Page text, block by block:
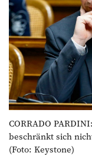
CORRADO
beschränkt sich
(Foto: Keystone)